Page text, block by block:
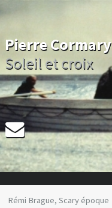
Pierre Cormary
Soleil et croix
Rémi Brague, Scary époque